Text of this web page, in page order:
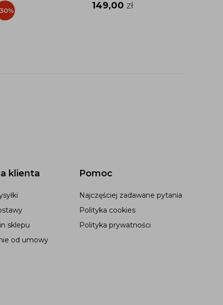
149,00 zł
klienta
sklepu
od umowy
Pomoc
Najczęściej zadawane pytania
Polityka cookies
Polityka prywatności